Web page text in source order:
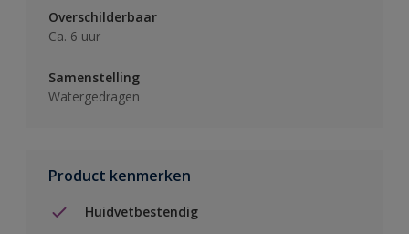
Overschilderbaar
Ca. 6 uur
Samenstelling
Watergedragen
Product kenmerken
Huidvetbestendig